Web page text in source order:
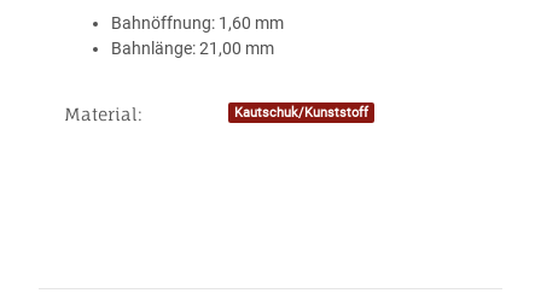
Bahnöffnung: 1,60 mm
Bahnlänge: 21,00 mm
Produkteigenschaft
Wert
Material: Kautschuk/Kunststoff